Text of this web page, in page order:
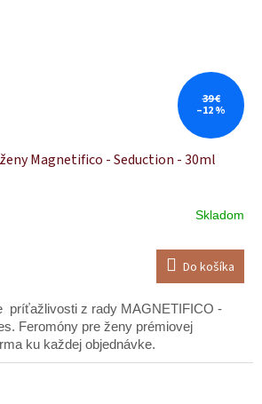
39 €
–12 %
Magnetifico - Seduction - 30ml
Skladom
Do košíka
príťažlivosti z rady MAGNETIFICO -
Feromóny pre ženy prémiovej
ku každej objednávke.